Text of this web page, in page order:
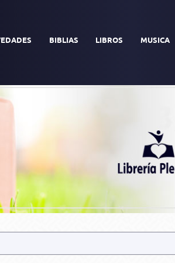
BIBLIAS LIBROS MUSICA